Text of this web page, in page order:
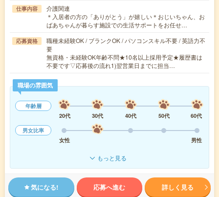
仕事内容
介護関連
＊入居者の方の「ありがとう」が嬉しい＊おじいちゃん、お
ばあちゃんが暮らす施設での生活サポートをお任せ…
応募資格
職種未経験OK / ブランクOK / パソコンスキル不要 / 英語力不
要
無資格・未経験OK年齢不問★10名以上採用予定★履歴書は
不要です▽応募後の流れ1)翌営業日までに担当…
職場の雰囲気
年齢層
20代
30代 40代 50代
60代
男女比率
女性
男性
もっと見る
気になる! 応募へ進む 詳しく見る